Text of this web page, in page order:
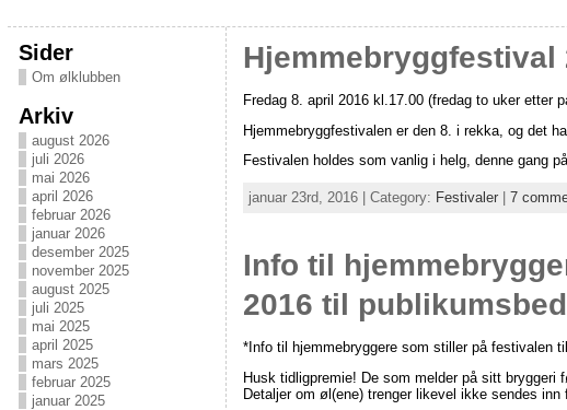
Sider
Om ølklubben
Arkiv
august 2026
juli 2026
mai 2026
april 2026
februar 2026
januar 2026
desember 2025
november 2025
august 2025
juli 2025
mai 2025
april 2025
mars 2025
februar 2025
januar 2025
Hjemmebryggfestival
Fredag 8. april 2016 kl.17.00 (fredag to uker etter
Hjemmebryggfestivalen er den 8. i rekka, og det
Festivalen holdes som vanlig i helg, denne gang
januar 23rd, 2016 | Category: Festivaler| 7
Info til
2016 til
*Info til hjemmebryggere som stiller på festivalen
Husk tidligpremie! De som melder på sitt bryggeri
Detaljer om øl(ene) trenger likevel ikke sendes